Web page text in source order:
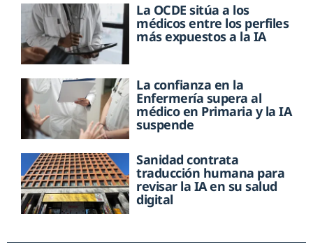
La OCDE sitúa a los
médicos entre los perfiles
más expuestos a la IA
La confianza en la
Enfermería supera al
médico en Primaria y la IA
suspende
Sanidad contrata
traducción humana para
revisar la IA en su salud
digital